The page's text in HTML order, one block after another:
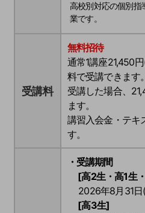
高校別対応の個別指
業です。
受講料
無料招待
通常1講座21,450
料で受講できます。
受講した場合、
ます。
講習入会金・テキ
す。
・受講期間
[高2生・高1生
2026年8月31日
[高3生]